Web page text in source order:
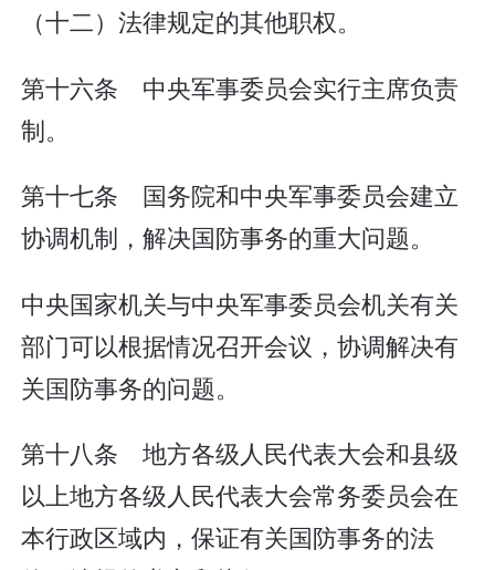
（十二）法律规定的其他职权。
第十六条 中央军事委员会实行主席负责
制。
第十七条 国务院和中央军事委员会建立
协调机制，解决国防事务的重大问题。
中央国家机关与中央军事委员会机关有关
部门可以根据情况召开会议，协调解决有
关国防事务的问题。
第十八条 地方各级人民代表大会和县级
以上地方各级人民代表大会常务委员会在
本行政区域内，保证有关国防事务的法